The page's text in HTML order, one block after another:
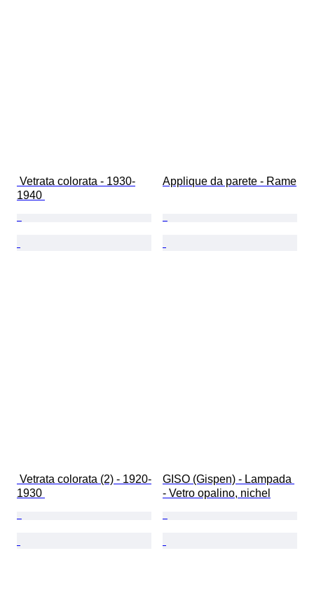
1940
Applique da parete - Rame
1930
GISO (Gispen) - Lampada
- Vetro opalino, nichel